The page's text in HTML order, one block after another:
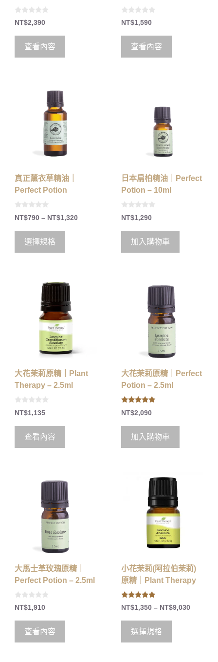
0
o
5
NT$2,390
查看內容
0
o
5
NT$1,590
查看內容
真正薰衣草精油｜
Perfect Potion
0
o
5
NT$790 – NT$1,320
選擇規格
日本扁柏精油｜Perfect
Potion – 10ml
0
o
5
NT$1,290
加入購物車
大花茉莉原精｜Plant
Therapy – 2.5ml
0
o
t
5
NT$1,135
查看內容
大花茉莉原精｜Perfect
Potion – 2.5ml
5.00
out of 5
NT$2,090
加入購物車
大馬士革玫瑰原精｜
Perfect Potion – 2.5ml
0
o
5
NT$1,910
查看內容
小花茉莉(阿拉伯茉莉)
原精｜Plant Therapy
5.00
out of 5
NT$1,350 – NT$9,030
選擇規格